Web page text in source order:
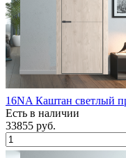
16NA Каштан светлый
Есть в наличии
33855 руб.